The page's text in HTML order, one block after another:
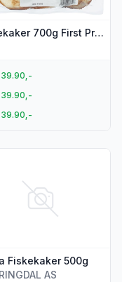
Fiskekaker 700g First Price
39.90,-
39.90,-
39.90,-
86%
Fiskekaker 500g
AS
detaljer for